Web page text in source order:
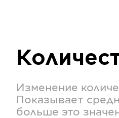
Изменение
Показывает
больше это